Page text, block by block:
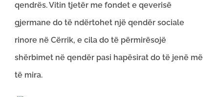
qendrës. Vitin tjetër me fondet e qeverisë
gjermane do të ndërtohet një qendër sociale
rinore në Cërrik, e cila do të përmirësojë
shërbimet në qendër pasi hapësirat do të jenë më
të mira.